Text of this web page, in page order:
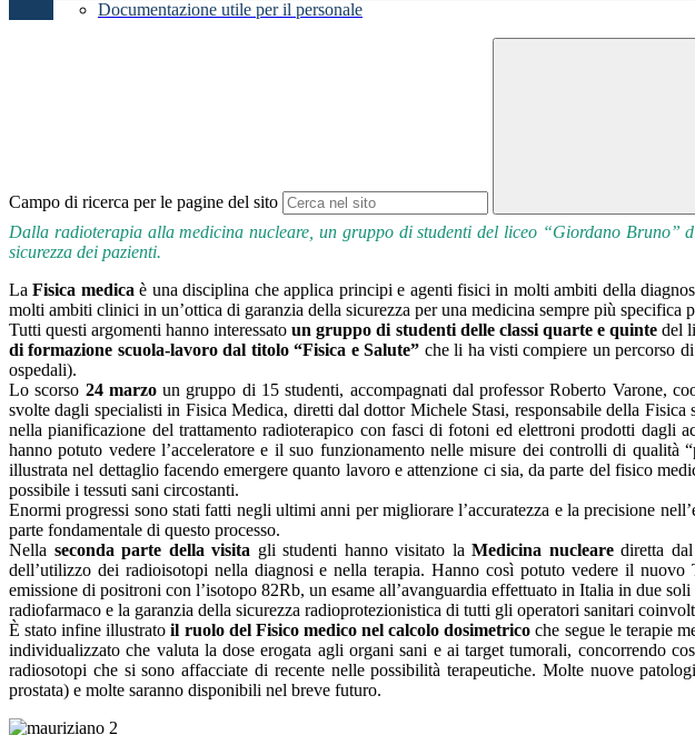
Documentazione utile per il personale
Campo di ricerca per le pagine del sito
Dalla radioterapia alla medicina nucleare, un gruppo di studenti del liceo “Giordano Bruno”
sicurezza dei pazienti.
LaFisica medica è una disciplina che applica principi e agenti fisici in molti ambiti della
molti ambiti clinici in un’ottica di garanzia della sicurezza per una medicina sempre più specifica
Tutti questi argomenti hanno interessatoun gruppo di studenti delle classi quarte e quintedel
di formazione scuola-lavoro dal titolo “Fisica e Salute” che li ha visti compiere un percorso
ospedali).
Lo scorso 24 marzoun gruppo di 15 studenti, accompagnati dal professor Roberto Varone,
svolte dagli specialisti in Fisica Medica, diretti dal dottor Michele Stasi, responsabile della
nella pianificazione del trattamento radioterapico con fasci di fotoni ed elettroni prodotti dagli
hanno potuto vedere l’acceleratore e il suo funzionamento nelle misure dei controlli di qualità
illustrata nel dettaglio facendo emergere quanto lavoro e attenzione ci sia, da parte del fisico
possibile i tessuti sani circostanti.
Enormi progressi sono stati fatti negli ultimi anni per migliorare l’accuratezza e la precisione
parte fondamentale di questo processo.
Nella seconda parte della visita gli studenti hanno visitato laMedicina nuclearediretta dal
dell’utilizzo dei radioisotopi nella diagnosi e nella terapia. Hanno così potuto vedere il
emissione di positroni con l’isotopo 82Rb, un esame all’avanguardia effettuato in Italia in due
radiofarmaco e la garanzia della sicurezza radioprotezionistica di tutti gli operatori sanitari
È stato infine illustrato il ruolo del Fisico medico nel calcolo dosimetrico che segue le terapie
individualizzato che valuta la dose erogata agli organi sani e ai target tumorali, concorrendo
radiosotopi che si sono affacciate di recente nelle possibilità terapeutiche. Molte nuove
prostata) e molte saranno disponibili nel breve futuro.